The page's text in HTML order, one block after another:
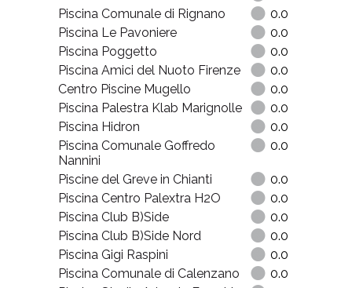
Piscina Comunale di Rignano
0.0
Piscina Le Pavoniere
0.0
Piscina Poggetto
0.0
Piscina Amici del Nuoto Firenze
0.0
Centro Piscine Mugello
0.0
Piscina Palestra Klab Marignolle
0.0
Piscina Hidron
0.0
Piscina Comunale Goffredo
Nannini
0.0
Piscine del Greve in Chianti
0.0
Piscina Centro Palextra H2O
0.0
Piscina Club B)Side
0.0
Piscina Club B)Side Nord
0.0
Piscina Gigi Raspini
0.0
Piscina Comunale di Calenzano
0.0